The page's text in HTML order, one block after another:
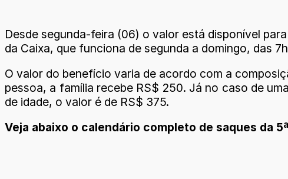
Desde segunda-feira (06) o valor está disponível
da Caixa, que funciona de segunda a domingo, das
O valor do benefício varia de acordo com a
pessoa, a família recebe RS$ 250. Já no caso de
de idade, o valor é de RS$ 375.
Veja abaixo o calendário completo de saques da